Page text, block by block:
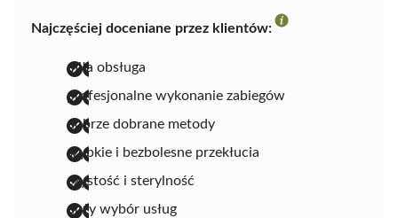
Najczęściej doceniane przez klientów:
miła obsługa
profesjonalne wykonanie zabiegów
dobrze dobrane metody
szybkie i bezbolesne przekłucia
czystość i sterylność
duży wybór usług